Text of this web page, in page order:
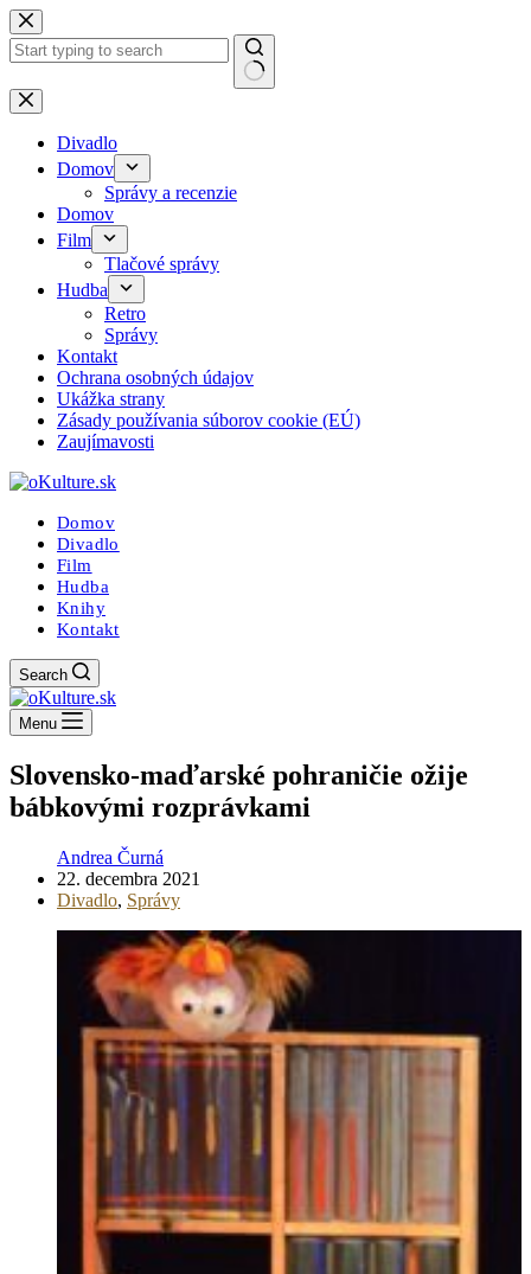
Skip
to
content
No
results
Divadlo
Domov
Správy a recenzie
Domov
Film
Tlačové správy
Hudba
Retro
Správy
Kontakt
Ochrana osobných údajov
Ukážka strany
Zásady používania súborov cookie (EÚ)
Zaujímavosti
Domov
Divadlo
Film
Hudba
Knihy
Kontakt
Search
Menu
Slovensko-maďarské pohraničie ožije
bábkovými rozprávkami
Andrea Čurná
22. decembra 2021
Divadlo, Správy